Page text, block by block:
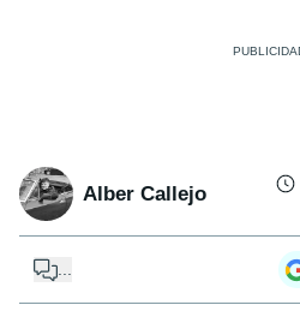
Alber Callejo
...